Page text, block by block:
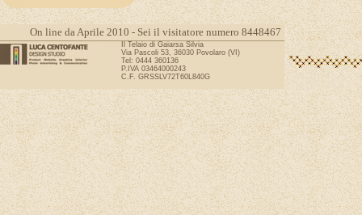
On line da Aprile 2010 - Sei il visitatore numero 8448467
Il Telaio di Gaiarsa Silvia
Via Pascoli 53, 36030 Povolaro (VI)
Tel: 0444 360136
P.IVA 03464000243
C.F. GRSSLV72T60L840G